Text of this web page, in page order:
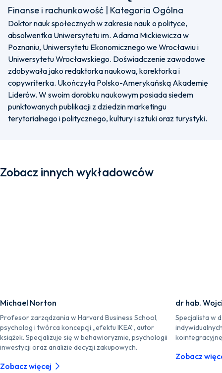
Finanse i rachunkowość | Kategoria Ogólna
Doktor nauk społecznych w zakresie nauk o polityce,
absolwentka Uniwersytetu im. Adama Mickiewicza w
Poznaniu, Uniwersytetu Ekonomicznego we Wrocławiu i
Uniwersytetu Wrocławskiego. Doświadczenie zawodowe
zdobywała jako redaktorka naukowa, korektorka i
copywriterka. Ukończyła Polsko-Amerykańską Akademię
Liderów. W swoim dorobku naukowym posiada siedem
punktowanych publikacji z dziedzin marketingu
terytorialnego i politycznego, kultury i sztuki oraz turystyki.
Zobacz innych wykładowców
Michael Norton
Profesor zarządzania w Harvard Business School,
psycholog i twórca koncepcji „efektu IKEA”, autor
książek. Specjalizuje się w behawioryzmie, psychologii
inwestycji oraz analizie decyzji zakupowych.
Zobacz więcej
dr hab.
Specjalista w
Zobacz